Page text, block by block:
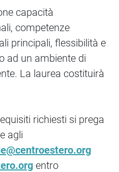
capacità
competenze
principali, flessibilità e
ad un ambiente di
La laurea costituirà
richiesti si prega
agli
entro